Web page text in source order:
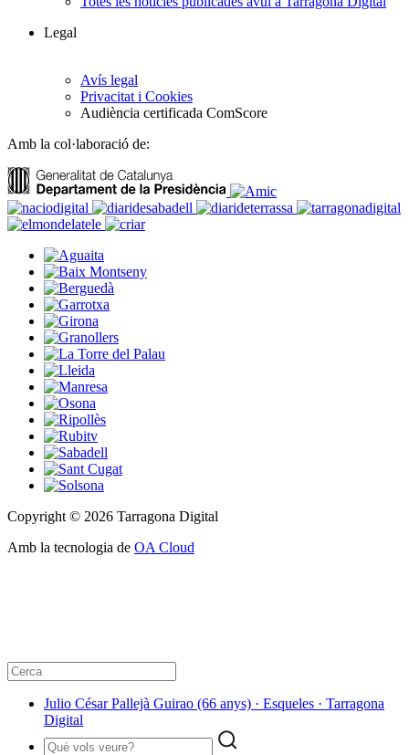
Legal
Avís legal
Privacitat i Cookies
Audiència certificada ComScore
Amb la col·laboració de:
Copyright © 2026 Tarragona Digital
Amb la tecnologia de OA Cloud
Julio César Pallejà Guirao (66 anys) · Esqueles · Tarragona
Digital